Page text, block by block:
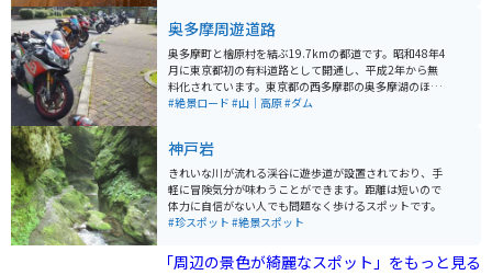
十分注意してください。
奥多摩周遊道路
奥多摩町と檜原村を結ぶ19.7kmの都道です。昭和48年4
月に東京都初の有料道路として開通し、平成2年から無
料化されています。東京都の西多摩郡の奥多摩湖のほと
りにあるワインディングロードで、信号もなく、きれい
りに来ています。 ワインディングロードだけでなく、途
中の『都民の森』ではソフトクリームや軽食が食べられ
るので休憩にも最適です。そこに集まる多くのバイクた
ちを眺めるのも楽しいです。近年は、東京国体や地元自
治体の自転車レースにも使用されたことから、自転車コ
#絶景ロード #山｜高原#ダム
神戸岩
きれいな川が流れる渓谷に遊歩道が設置されており、手
軽に冒険気分が味わうことができます。距離は短いので
体力に自信がない人でも問題なく歩けるスポットです。
#珍スポット #絶景スポット
「周辺の景色が綺麗なスポット」をもっと見る